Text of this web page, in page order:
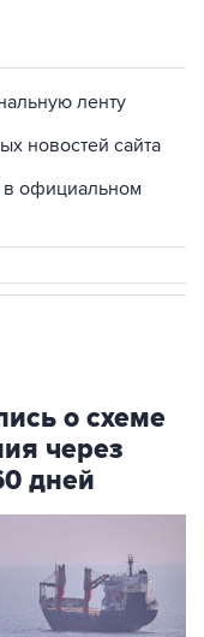
ленту
новостей сайта
в официальном
о схеме
через
дней